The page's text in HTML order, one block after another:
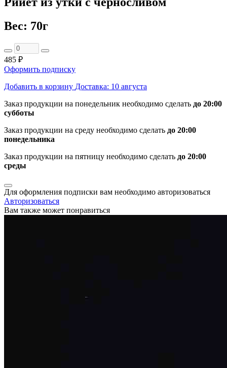
Вес: 70г
485 ₽
Оформить подписку
Добавить в корзину Доставка: 10 августа
Заказ продукции на понедельник необходимо сделать до 20:00
субботы
Заказ продукции на среду необходимо сделать до 20:00
понедельника
Заказ продукции на пятницу необходимо сделать до 20:00
среды
Для оформления подписки вам необходимо авторизоваться
Авторизоваться
Вам также может понравиться